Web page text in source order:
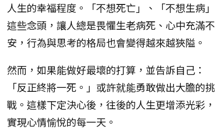
人生的幸福程度。「不想死亡」、「不想生病」
這些念頭，讓人總是畏懼生老病死、心中充滿不
安，行為與思考的格局也會變得越來越狹隘。
然而，如果能做好最壞的打算，並告訴自己：
「反正終將一死。」或許就能勇敢做出大膽的挑
戰。這樣下定決心後，往後的人生更增添光彩，
實現心情愉悅的每一天。